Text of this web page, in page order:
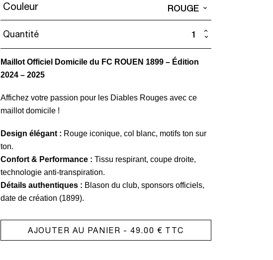
Couleur ROUGE
Quantité
Maillot
Officiel
Eagle
Maillot Officiel Domicile du FC ROUEN 1899 – Édition
2024 – 2025
Affichez votre passion pour les Diables Rouges avec ce
maillot domicile !
Design élégant : Rouge iconique, col blanc, motifs ton sur
ton.
Confort & Performance : Tissu respirant, coupe droite,
technologie anti-transpiration.
Détails authentiques : Blason du club, sponsors officiels,
date de création (1899).
AJOUTER AU PANIER - 49.00 € TTC